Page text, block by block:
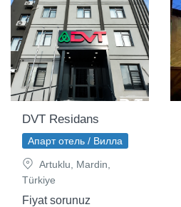
DVT Residans
Апарт отель / Вилла
Artuklu, Mardin,
Türkiye
Fiyat sorunuz